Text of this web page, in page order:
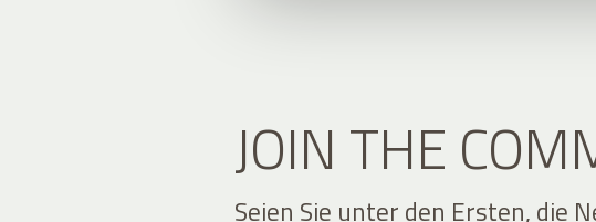
JOIN THE
Seien Sie unter den Ersten, die